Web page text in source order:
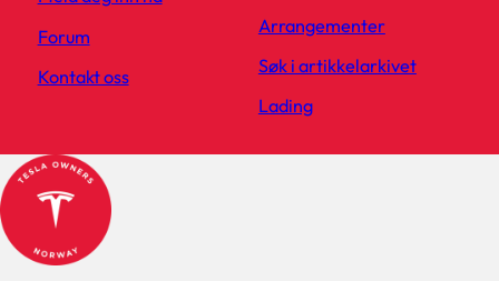
Forum
Kontakt oss
Arrangementer
Søk i artikkelarkivet
Lading